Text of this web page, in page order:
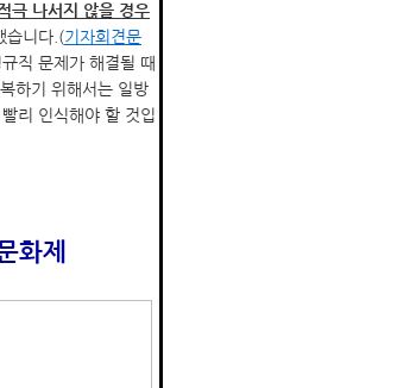
극 나서지 않을 경우
습니다.(기자회견문
직 문제가 해결될 때
하기 위해서는 일방
리 인식해야 할 것입
화제